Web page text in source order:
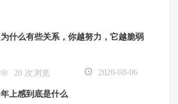
为什么有些关系，你越努力，它越脆弱
20 次浏览 2026-08-06
年上感到底是什么